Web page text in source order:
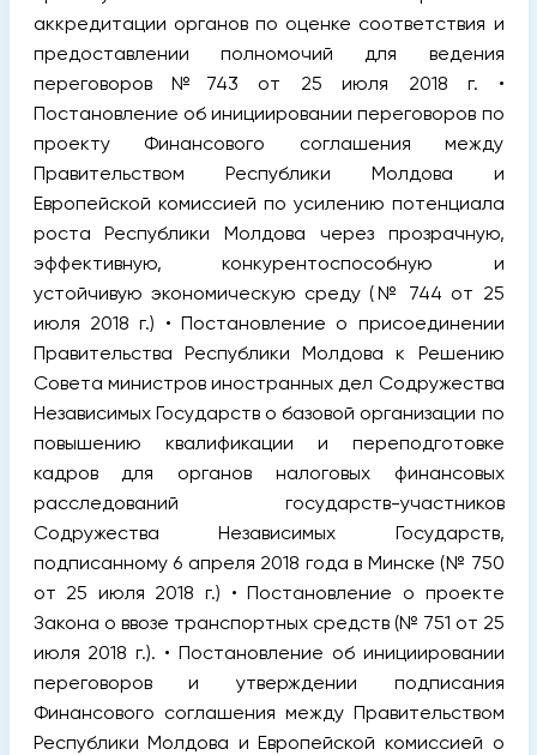
аккредитации органов по оценке соответствия и
предоставлении полномочий для ведения
переговоров №743 от 25 июля 2018 г. •
Постановление об инициировании переговоров по
проекту Финансового соглашения между
Правительством Республики Молдова и
Европейской комиссией по усилению потенциала
роста Республики Молдова через прозрачную,
эффективную, конкурентоспособную и
устойчивую экономическую среду (№ 744 от 25
июля 2018 г.) • Постановление о присоединении
Правительства Республики Молдова к Решению
Совета министров иностранных дел Содружества
Независимых Государств о базовой организации по
повышению квалификации и переподготовке
кадров для органов налоговых финансовых
расследований государств-участников
Содружества Независимых Государств,
подписанному 6 апреля 2018 года в Минске (№ 750
от 25 июля 2018 г.) • Постановление о проекте
Закона о ввозе транспортных средств (№ 751 от 25
июля 2018 г.). • Постановление об инициировании
переговоров и утверждении подписания
Финансового соглашения между Правительством
Республики Молдова и Европейской комиссией о